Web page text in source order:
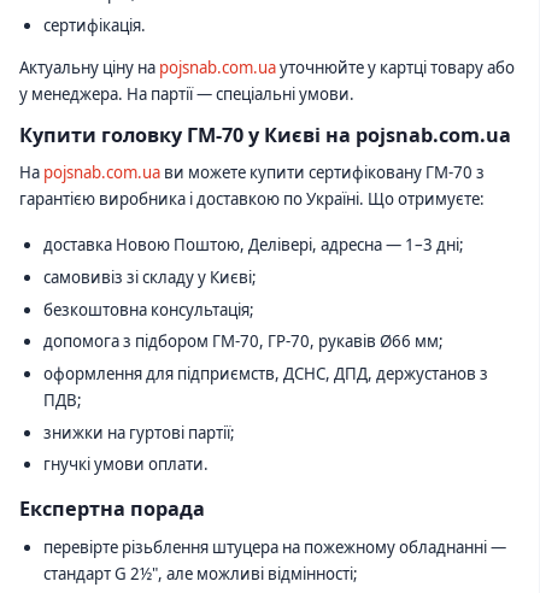
сертифікація.
Актуальну ціну на pojsnab.com.uaуточнюйте у картці товару або
у менеджера. На партії — спеціальні умови.
Купити головку ГМ-70 у Києві на pojsnab.com.ua
На pojsnab.com.ua ви можете купити сертифіковану ГМ-70 з
гарантією виробника і доставкою по Україні. Що отримуєте:
доставка Новою Поштою, Делівері, адресна — 1–3 дні;
самовивіз зі складу у Києві;
безкоштовна консультація;
допомога з підбором ГМ-70, ГР-70, рукавів Ø66 мм;
оформлення для підприємств, ДСНС, ДПД, держустанов з
ПДВ;
знижки на гуртові партії;
гнучкі умови оплати.
Експертна порада
перевірте різьблення штуцера на пожежному обладнанні —
стандарт G 2½", але можливі відмінності;